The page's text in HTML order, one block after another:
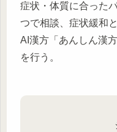
症状・体質に合った
つで相談、症状緩和
AI漢方「あんしん漢
を行う。